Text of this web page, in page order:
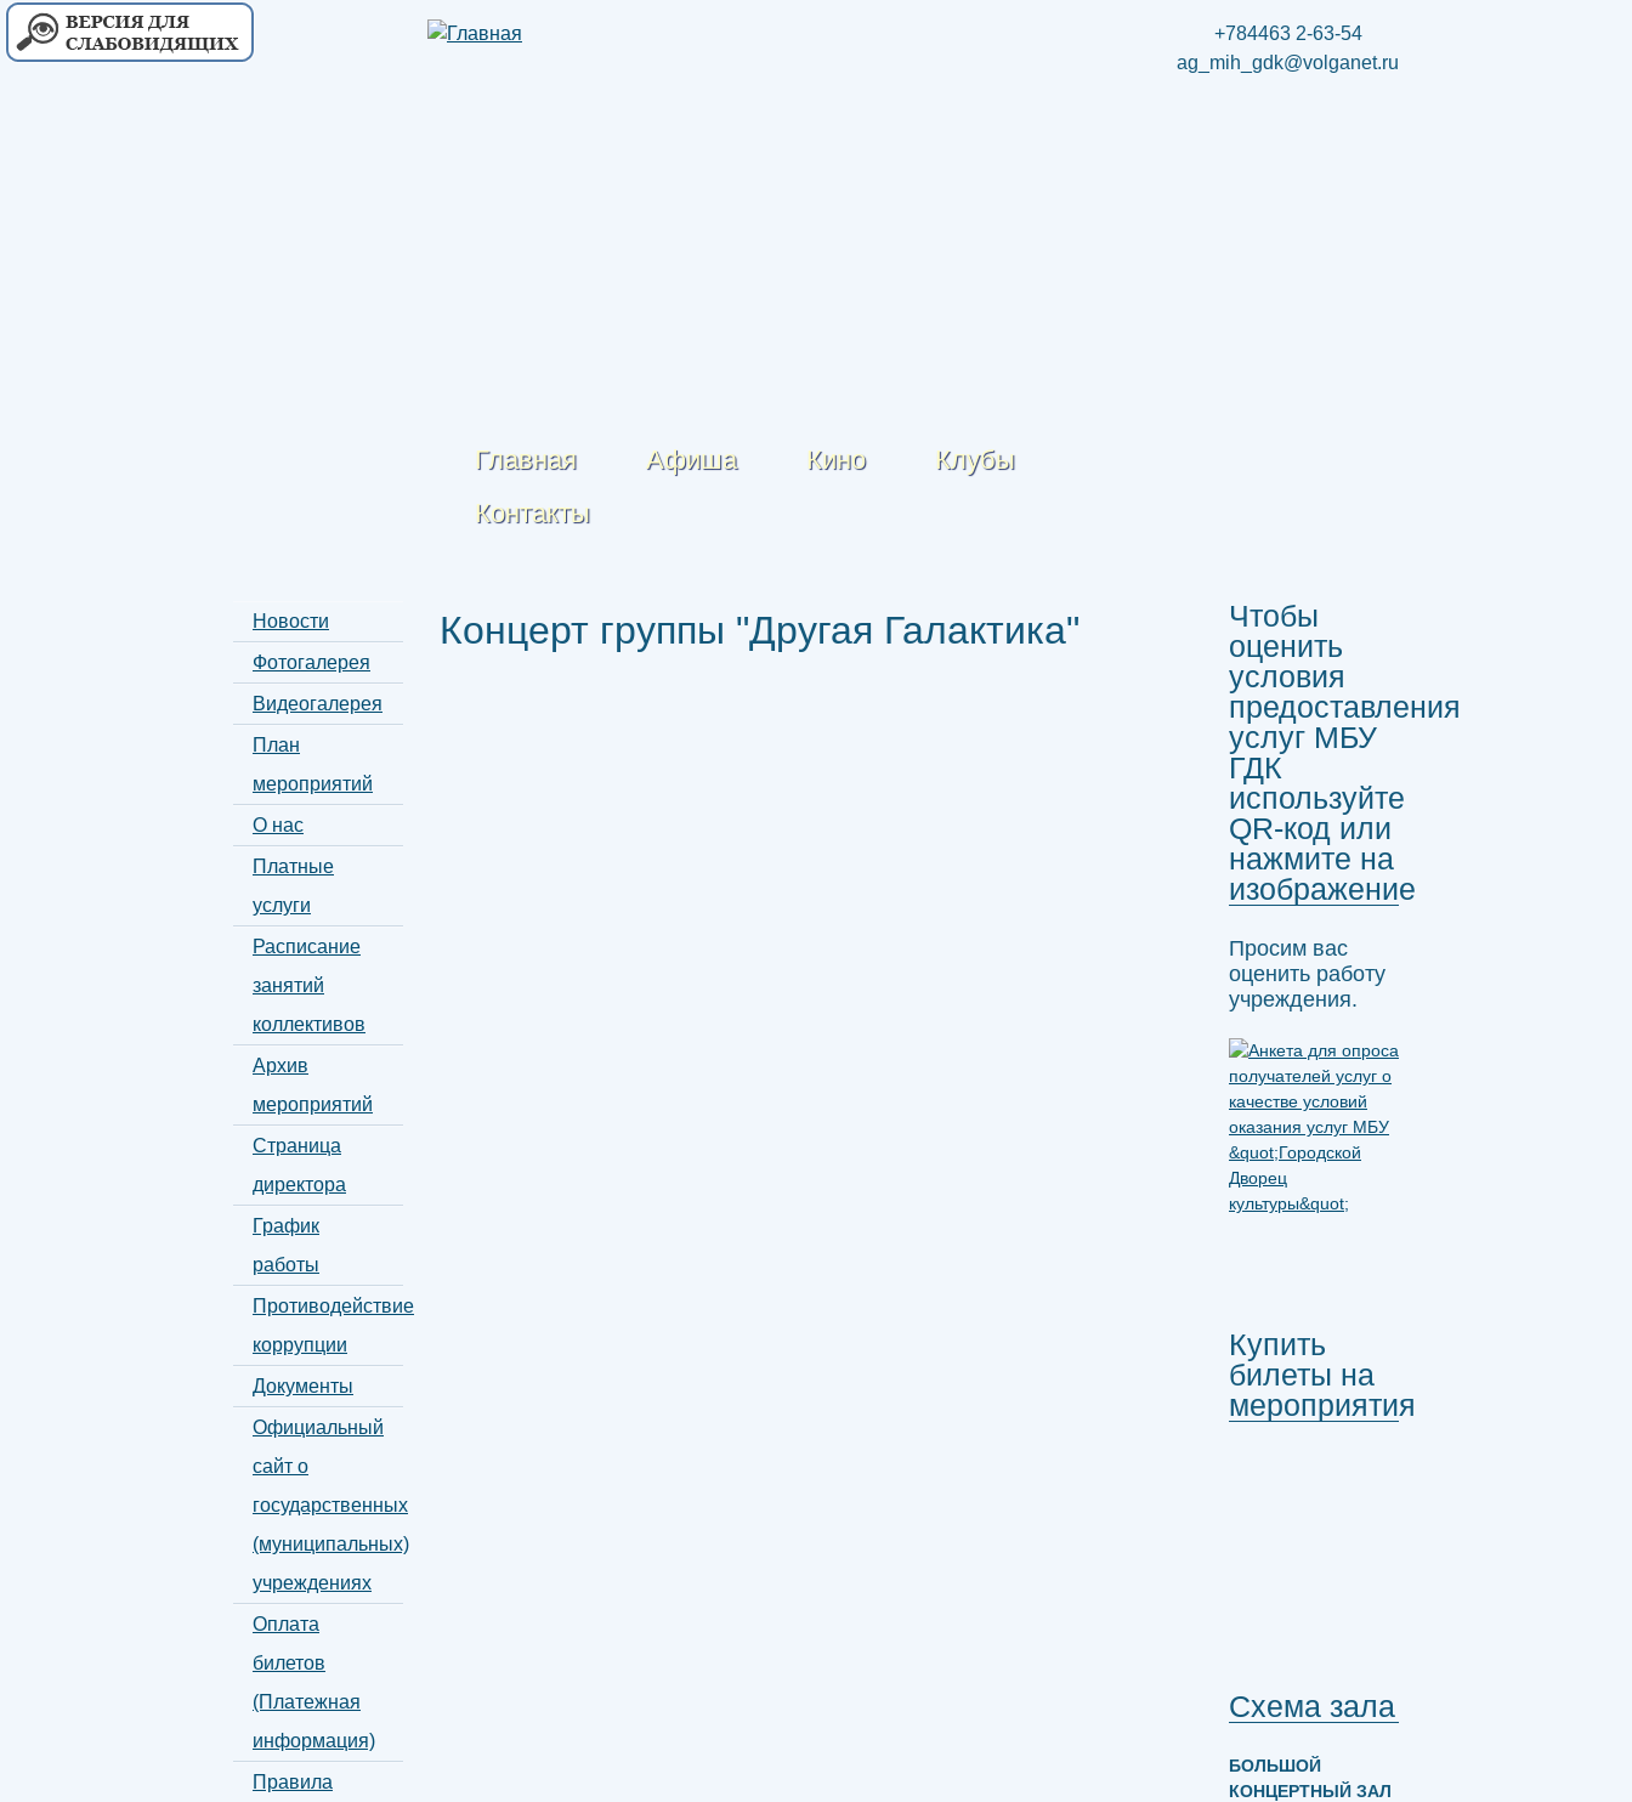
+784463 2-63-54
ag_mih_gdk@volganet.ru
Главная Афиша Кино
Клубы
Контакты
Новости
Фотогалерея
Видеогалерея
План
мероприятий
О нас
Платные
услуги
Расписание
занятий
коллективов
Архив
мероприятий
Страница
директора
График
работы
Противодействие
коррупции
Документы
Официальный
сайт о
государственных
(муниципальных)
учреждениях
Оплата
билетов
(Платежная
информация)
Правила
Концерт группы "Другая Галактика"
Чтобы
оценить
условия
предоставления
услуг МБУ
ГДК
используйте
QR-код или
нажмите на
изображение
Просим вас
оценить работу
учреждения.
Купить
билеты на
мероприятия
Схема зала
БОЛЬШОЙ
КОНЦЕРТНЫЙ ЗАЛ